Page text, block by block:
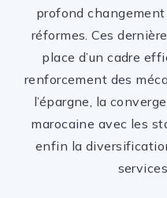
profond
réformes. Ces
place d’un cadre
renforcement des
l’épargne, la
marocaine avec les
enfin la